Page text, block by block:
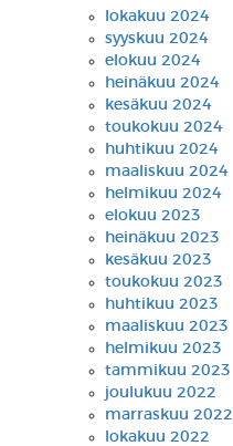
lokakuu 2024
syyskuu 2024
elokuu 2024
heinäkuu 2024
kesäkuu 2024
toukokuu 2024
huhtikuu 2024
maaliskuu 2024
helmikuu 2024
elokuu 2023
heinäkuu 2023
kesäkuu 2023
toukokuu 2023
huhtikuu 2023
maaliskuu 2023
helmikuu 2023
tammikuu 2023
joulukuu 2022
marraskuu 2022
lokakuu 2022